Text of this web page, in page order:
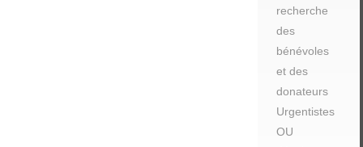
recherche
des
bénévoles
et des
donateurs
Urgentistes
OU